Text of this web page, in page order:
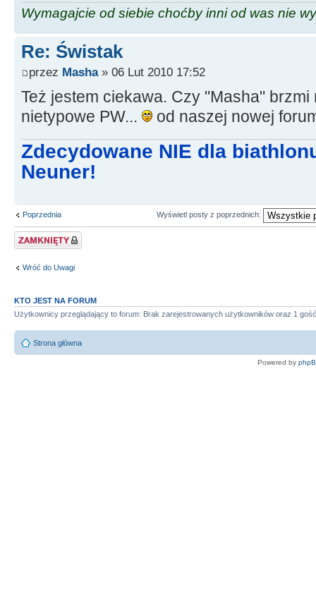
Wymagajcie od siebie choćby inni od was nie
Re: Świstak
przez Masha» 06 Lut 2010 17:52
Też jestem ciekawa. Czy "Masha" brzmi
nietypowe PW...
od naszej nowej
Zdecydowane NIE dla
Neuner!
Poprzednia Wyświetl posty z poprzednich:
Zablokowany temat
Wróć do Uwagi
KTO JEST NA FORUM
Użytkownicy przeglądający to forum: Brak zarejestrowanych użytkowników oraz 1 gość
Strona główna
Powered by